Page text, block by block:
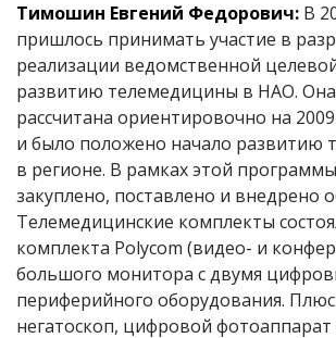
Тимошин Евгений Федорович: В
пришлось принимать участие в
реализации ведомственной
развитию телемедицины в НАО.
рассчитана ориентировочно на
и было положено начало развитию
в регионе. В рамках этой
закуплено, поставлено и внедрено
Телемедицинские комплекты
комплекта Polycom (видео- и
большого монитора с двумя
периферийного оборудования.
негатоскоп, цифровой фотоаппарат